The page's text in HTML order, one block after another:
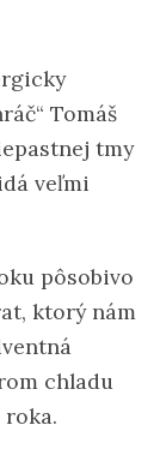
Tomáš
tmy
veľmi
pôsobivo
ktorý nám
chladu